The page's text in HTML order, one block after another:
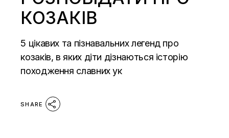
КОЗАКІВ
5 цікавих та пізнавальних легенд про
козаків, в яких діти дізнаються історію
походження славних ук
SHARE